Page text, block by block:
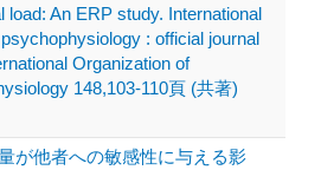
load: An ERP study. International
: official journal
Organization of
148,103-110頁 (共著)
が他者への敏感性に与える影